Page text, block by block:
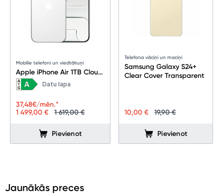
Mobilie telefoni un viedtālruņi
Apple iPhone Air 1TB Cloud
White
Datu lapa
1 499,00 € 1 619,00 €
37,48€/mēn.*
Pievienot
Telefona vāciņi un maciņi
Samsung Galaxy S24+
Clear Cover Transparent
10,00 € 19,90 €
Pievienot
Jaunākās preces